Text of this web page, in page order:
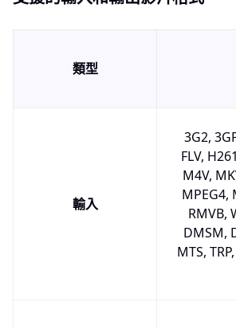
類型
輸入
3G2,
FLV,
M4V,
MPEG4,
RMVB,
DMSM,
MTS,